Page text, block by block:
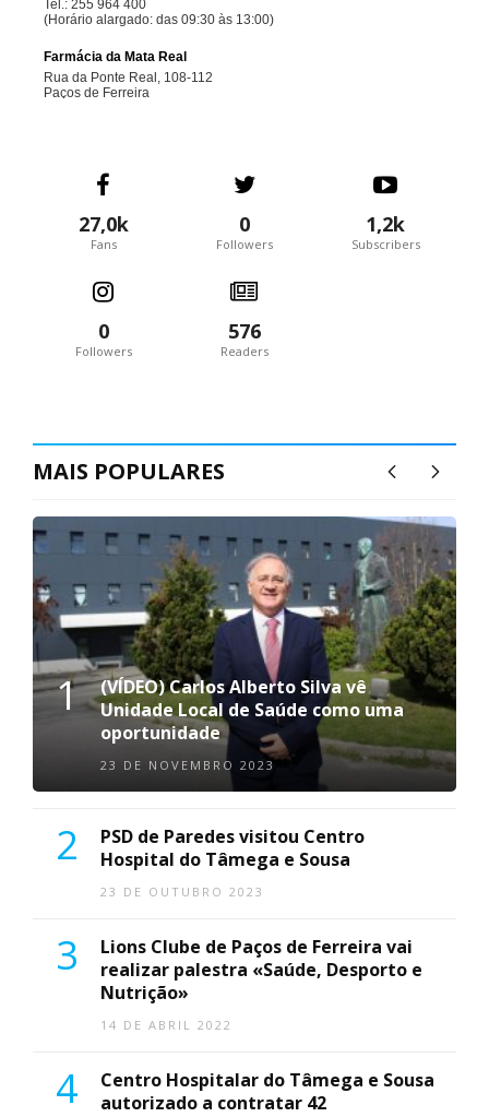
27,0k
Fans
0
Followers
1,2k
Subscribers
0
Followers
576
Readers
MAIS POPULARES
1
(VÍDEO) Carlos Alberto Silva vê
Unidade Local de Saúde como uma
oportunidade
23 DE NOVEMBRO 2023
2
PSD de Paredes visitou Centro
Hospital do Tâmega e Sousa
23 DE OUTUBRO 2023
3
Lions Clube de Paços de Ferreira vai
realizar palestra «Saúde, Desporto e
Nutrição»
14 DE ABRIL 2022
4
Centro Hospitalar do Tâmega e Sousa
autorizado a contratar 42